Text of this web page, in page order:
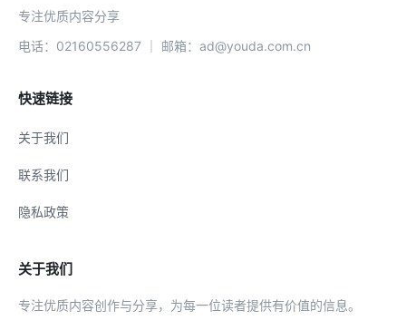
专注优质内容分享
电话：02160556287 ｜ 邮箱：ad@youda.com.cn
快速链接
关于我们
联系我们
隐私政策
关于我们
专注优质内容创作与分享，为每一位读者提供有价值的信息。